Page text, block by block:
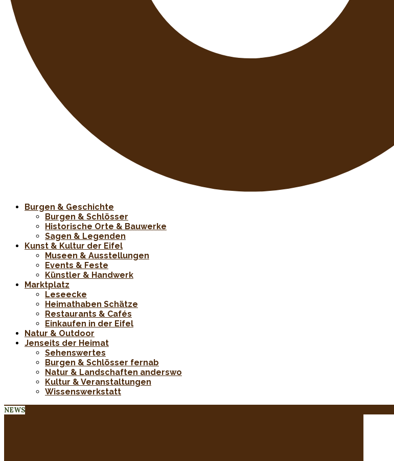
Burgen & Geschichte
Burgen & Schlösser
Historische Orte & Bauwerke
Sagen & Legenden
Kunst & Kultur der Eifel
Museen & Ausstellungen
Events & Feste
Künstler & Handwerk
Marktplatz
Leseecke
Heimathaben Schätze
Restaurants & Cafés
Einkaufen in der Eifel
Natur & Outdoor
Jenseits der Heimat
Sehenswertes
Burgen & Schlösser fernab
Natur & Landschaften anderswo
Kultur & Veranstaltungen
Wissenswerkstatt
NEWS